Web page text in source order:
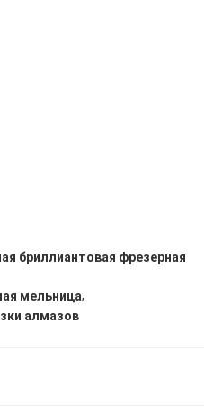
бриллиантовая фрезерная
мельница,
алмазов